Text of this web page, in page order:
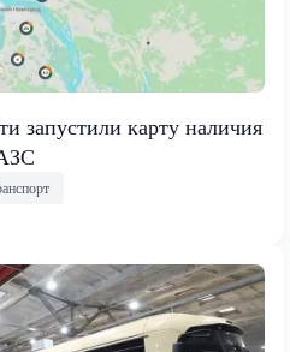
запустили карту наличия